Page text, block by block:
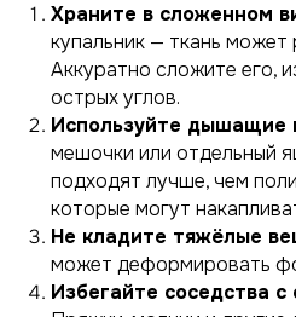
Храните в сложенном
купальник — ткань может
Аккуратно сложите его,
острых углов.
Используйте дышащие
мешочки или отдельный
подходят лучше, чем
которые могут
Не кладите тяжёлые
может деформировать
Избегайте соседства